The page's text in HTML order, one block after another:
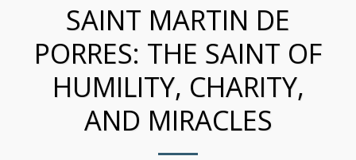
SAINT MARTIN DE
PORRES: THE SAINT OF
HUMILITY, CHARITY,
AND MIRACLES